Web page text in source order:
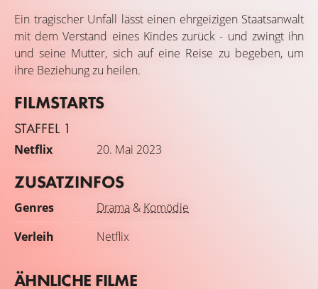
Ein tragischer Unfall lässt einen ehrgeizigen Staatsanwalt
mit dem Verstand eines Kindes zurück - und zwingt ihn
und seine Mutter, sich auf eine Reise zu begeben, um
ihre Beziehung zu heilen.
FILMSTARTS
STAFFEL 1
Netflix 20. Mai 2023
ZUSATZINFOS
Genres Drama & Komödie
Verleih
Netflix
ÄHNLICHE FILME